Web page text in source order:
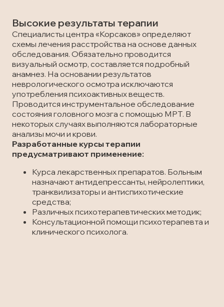
Высокие результаты терапии
Специалисты центра «Корсаков» определяют
схемы лечения расстройства на основе данных
обследования. Обязательно проводится
визуальный осмотр, составляется подробный
анамнез. На основании результатов
неврологического осмотра исключаются
употребления психоактивных веществ.
Проводится инструментальное обследование
состояния головного мозга с помощью МРТ. В
некоторых случаях выполняются лабораторные
анализы мочи и крови.
Разработанные курсы терапии
предусматривают применение:
Курса лекарственных препаратов. Больным
назначают антидепрессанты, нейролептики,
транквилизаторы и антиспихотические
средства;
Различных психотерапевтических методик;
Консультационной помощи психотерапевта и
клинического психолога.